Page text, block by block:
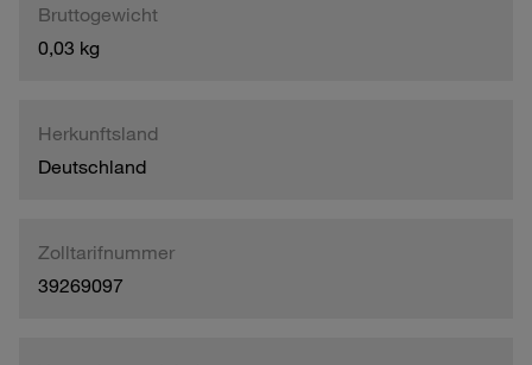
Bruttogewicht
0,03 kg
Herkunftsland
Deutschland
Zolltarifnummer
39269097